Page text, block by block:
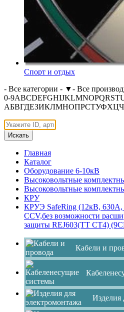
Спорт и отдых
- Все категории - ▼- Все
0-9ABCDEFGHIJKLMNOPQRST
АБВГДЕЗИКЛМНОПРСТУФХЦЧ
Искать
Главная
Каталог
Оборудование 6-10кВ
Высоковольтные
Высоковольтные
КРУ
КРУЭ SafeRing (12кВ, 630А,
CCV,без возможности
защиты REJ603(ТТ СТ4)
Кабели и
Изделия